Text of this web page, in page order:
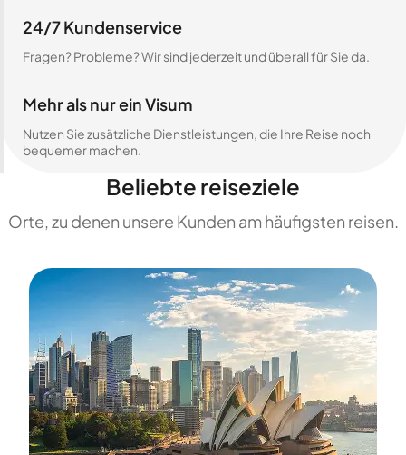
24/7 Kundenservice
Fragen? Probleme? Wir sind jederzeit und überall für Sie da.
Mehr als nur ein Visum
Nutzen Sie zusätzliche Dienstleistungen, die Ihre Reise noch
bequemer machen.
Beliebte reiseziele
Orte, zu denen unsere Kunden am häufigsten reisen.